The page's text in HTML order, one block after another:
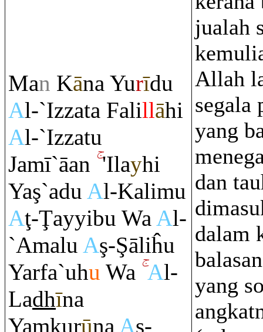
Man Kāna Yurīdu
Al-`Izzata Falillāhi
Al-`Izzatu
Jamī`āan 'Ilayhi
Yaş`adu Al-Kalimu
Aţ-Ţayyibu WaAl-
`Amalu Aş-Şāliĥu
Yarfa`uhu Wa Al-
Ladhīna
YamkurūnaAs-
jualah
Allah
segala
yang
dan
dalam
yang